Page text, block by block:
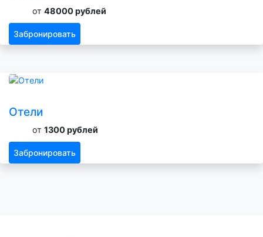
от 48000 рублей
Забронировать
Отели
от 1300 рублей
Забронировать